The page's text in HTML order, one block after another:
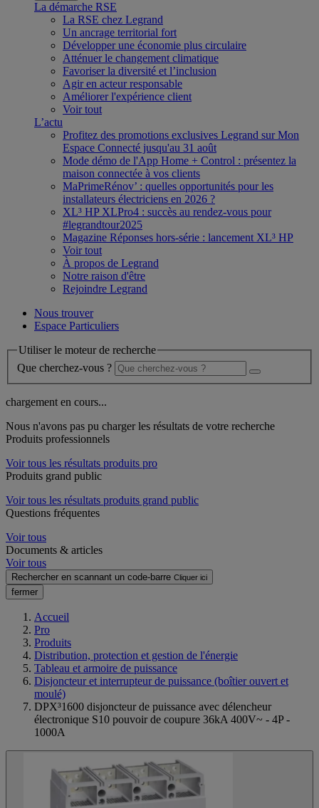
La démarche RSE
La RSE chez Legrand
Un ancrage territorial fort
Développer une économie plus circulaire
Atténuer le changement climatique
Favoriser la diversité et l’inclusion
Agir en acteur responsable
Améliorer l'expérience client
Voir tout
L’actu
Profitez des promotions exclusives Legrand sur Mon
Espace Connecté jusqu'au 31 août
Mode démo de l'App Home + Control : présentez la
maison connectée à vos clients
MaPrimeRénov’ : quelles opportunités pour les
installateurs électriciens en 2026 ?
XL³ HP XLPro4 : succès au rendez-vous pour
#legrandtour2025
Magazine Réponses hors-série : lancement XL³ HP
Voir tout
À propos de Legrand
Notre raison d'être
Rejoindre Legrand
Nous trouver
Espace Particuliers
Utiliser le moteur de recherche
Que cherchez-vous ?
chargement en cours...
Nous n'avons pas pu charger les résultats de votre recherche
Produits professionnels
Voir tous les résultats produits pro
Produits grand public
Voir tous les résultats produits grand public
Questions fréquentes
Voir tous
Documents & articles
Voir tous
Rechercher en scannant un code-barre Cliquer ici
fermer
Accueil
Pro
Produits
Distribution, protection et gestion de l'énergie
Tableau et armoire de puissance
Disjoncteur et interrupteur de puissance (boîtier ouvert et
moulé)
DPX³1600 disjoncteur de puissance avec délencheur
électronique S10 pouvoir de coupure 36kA 400V~ - 4P -
1000A